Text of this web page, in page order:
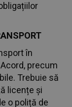
în
precum
Trebuie să
licențe și
o poliță de